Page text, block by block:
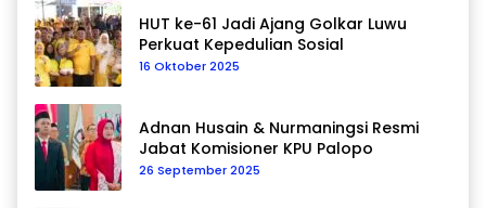
HUT ke-61 Jadi Ajang Golkar Luwu
Perkuat Kepedulian Sosial
16 Oktober 2025
Adnan Husain & Nurmaningsi Resmi
Jabat Komisioner KPU Palopo
26 September 2025